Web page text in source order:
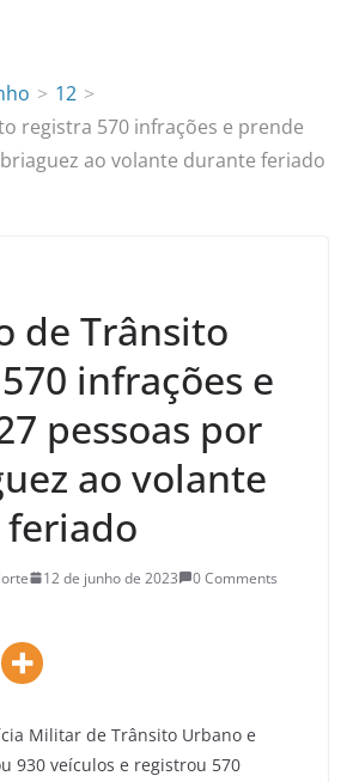
12
registra 570 infrações e prende
ao volante durante feriado
de Trânsito
infrações e
pessoas por
ao volante
12 de junho de 2023 0 Comments
Militar de Trânsito Urbano e
930 veículos e registrou 570